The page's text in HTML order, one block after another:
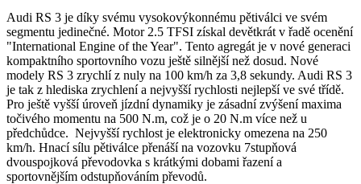
Audi RS 3 je díky svému vysokovýkonnému pětiválci ve svém
segmentu jedinečné. Motor 2.5 TFSI získal devětkrát v řadě ocenění
"International Engine of the Year". Tento agregát je v nové generaci
kompaktního sportovního vozu ještě silnější než dosud. Nové
modely RS 3 zrychlí z nuly na 100 km/h za 3,8 sekundy. Audi RS 3
je tak z hlediska zrychlení a nejvyšší rychlosti nejlepší ve své třídě.
Pro ještě vyšší úroveň jízdní dynamiky je zásadní zvýšení maxima
točivého momentu na 500 N.m, což je o 20 N.m více než u
předchůdce. Nejvyšší rychlost je elektronicky omezena na 250
km/h. Hnací sílu pětiválce přenáší na vozovku 7stupňová
dvouspojková převodovka s krátkými dobami řazení a
sportovnějším odstupňováním převodů.